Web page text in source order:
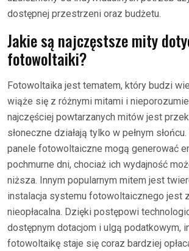
dostępnej przestrzeni oraz budżetu.
Jakie są najczęstsze mity
fotowoltaiki?
Fotowoltaika jest tematem, który budzi
wiąże się z różnymi mitami i
najczęściej powtarzanych mitów jest
słoneczne działają tylko w pełnym
panele fotowoltaiczne mogą generować
pochmurne dni, chociaż ich wydajność
niższa. Innym popularnym mitem jest
instalacja systemu fotowoltaicznego jest
nieopłacalna. Dzięki postępowi
dostępnym dotacjom i ulgą podatkowym,
fotowoltaikę staje się coraz bardziej